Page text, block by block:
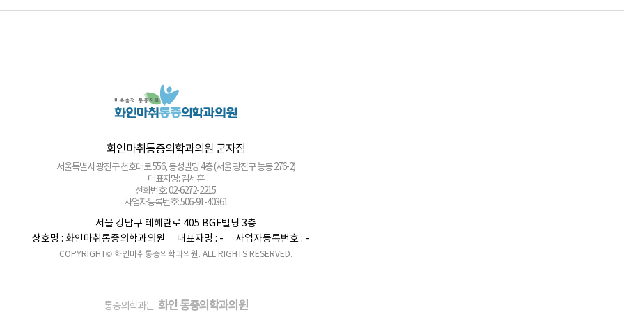
대표자명: 이정욱
서울 종로구 새문안로 82 에스타워 지하 1층 (서울 종로구 신문로1가 116)
대표자명: 권정은
화인마취통증의학과의원 군자점
서울특별시 광진구 천호대로 556, 동성빌딩 4층 (서울 광진구 능동 276-2)
대표자명: 김세훈
전화번호: 02-6272-2215
사업자등록번호: 506-91-40361
화인마취통증의학과의원 마포점
서울 마포구 마포대로 52 고려아카데미텔2 3층 (서울 마포구 도화동 36)
대표자명: 김달용
전화번호: 02-6246-8275
서울 강북구 도봉로 40 대경빌딩 7층 (서울 강북구 미아동 35-20)
서울 강남구 테헤란로 405 BGF빌딩 3층
상호명 : 화인마취통증의학과의원
대표자명 : - 사업자등록번호 : -
COPYRIGHT© 화인마취통증의학과의원. ALL RIGHTS RESERVED.
통증의학과는 화인 통증의학과의원